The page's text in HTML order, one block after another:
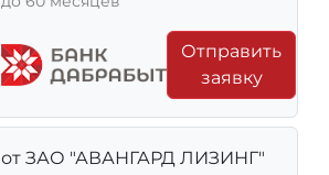
Отправить
заявку
от ЗАО "АВАНГАРД ЛИЗИНГ"